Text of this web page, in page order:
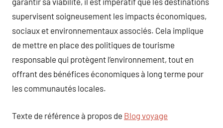
supervisent soigneusement les impacts économiques,
sociaux et environnementaux associés. Cela implique
de mettre en place des politiques de tourisme
responsable qui protègent l’environnement, tout en
offrant des bénéfices économiques à long terme pour
les communautés locales.
Texte de référence à propos de Blog voyage